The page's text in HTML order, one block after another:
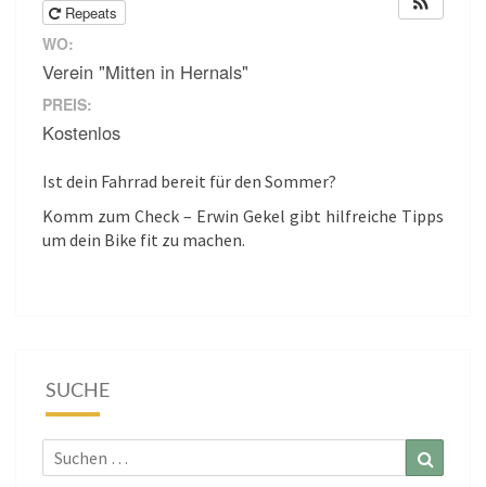
Repeats
WO:
Verein "Mitten in Hernals"
PREIS:
Kostenlos
Ist dein Fahrrad bereit für den Sommer?
Komm zum Check – Erwin Gekel gibt hilfreiche Tipps
um dein Bike fit zu machen.
SUCHE
Suchen
nach: